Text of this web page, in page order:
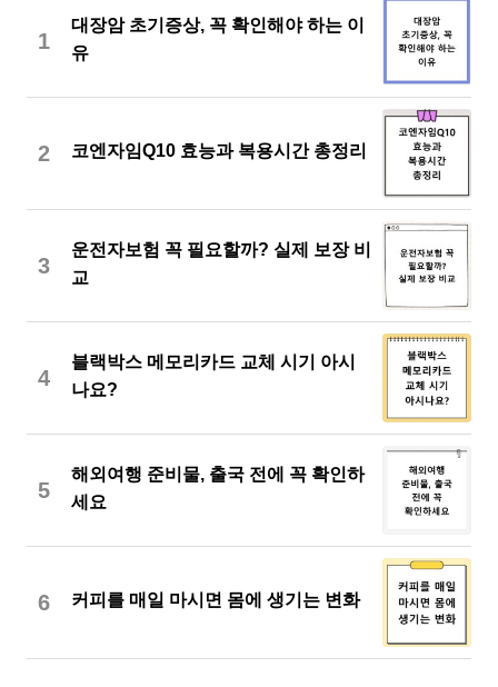
1
대장암 초기증상, 꼭 확인해야 하는 이
유
2 코엔자임Q10 효능과 복용시간 총정리
3
운전자보험 꼭 필요할까? 실제 보장 비
교
4
블랙박스 메모리카드 교체 시기 아시
나요?
5
해외여행 준비물, 출국 전에 꼭 확인하
세요
6 커피를 매일 마시면 몸에 생기는 변화